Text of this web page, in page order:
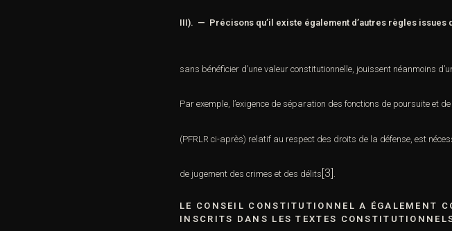
III). — Précisons qu’il existe également d’autres règles
sans bénéficier d’une valeur constitutionnelle, jouissent néanmoins
Par exemple, l’exigence de séparation des fonctions de poursuite et de
(PFRLR ci-après) relatif au respect des droits de la défense, est
de jugement des crimes et des délits [3] .
LE CONSEIL CONSTITUTIONNEL A ÉGALEMENT
INSCRITS DANS LES TEXTES